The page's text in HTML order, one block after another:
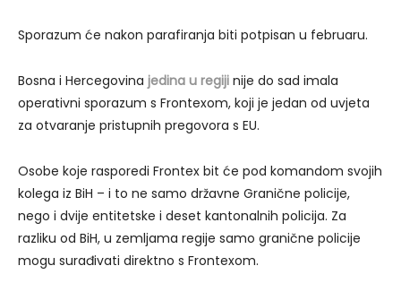
Sporazum će nakon parafiranja biti potpisan u februaru.
Bosna i Hercegovina jedina u regiji nije do sad imala
operativni sporazum s Frontexom, koji je jedan od uvjeta
za otvaranje pristupnih pregovora s EU.
Osobe koje rasporedi Frontex bit će pod komandom svojih
kolega iz BiH – i to ne samo državne Granične policije,
nego i dvije entitetske i deset kantonalnih policija. Za
razliku od BiH, u zemljama regije samo granične policije
mogu surađivati direktno s Frontexom.